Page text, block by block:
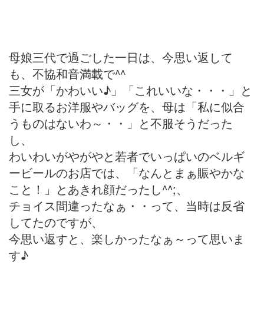
母娘三代で過ごした一日は、今思い返して
も、不協和音満載で^^
三女が「かわいい♪」「これいいな・・・」と
手に取るお洋服やバッグを、母は「私に似合
うものはないわ～・・」と不服そうだった
し、
わいわいがやがやと若者でいっぱいのベルギ
ービールのお店では、「なんとまぁ賑やかな
こと！」とあきれ顔だったし^^;、
チョイス間違ったなぁ・・って、当時は反省
してたのですが、
今思い返すと、楽しかったなぁ～って思いま
す♪